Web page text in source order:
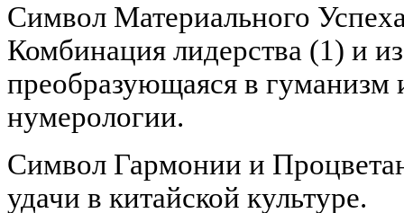
Символ Материального
Комбинация лидерства (1) и
преобразующаяся в гуманизм
нумерологии.
Символ Гармонии и
удачи в китайской культуре.